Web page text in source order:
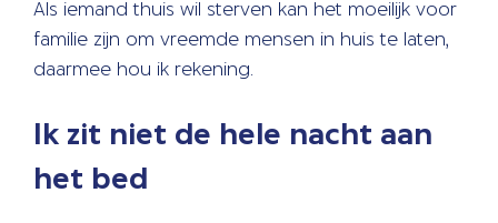
Als iemand thuis wil sterven kan het moeilijk voor
familie zijn om vreemde mensen in huis te laten,
daarmee hou ik rekening.
Ik zit niet de hele nacht aan
het bed